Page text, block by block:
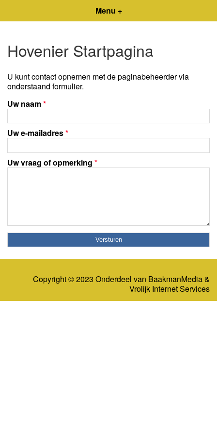
Menu +
Hovenier Startpagina
U kunt contact opnemen met de paginabeheerder via
onderstaand formulier.
Uw naam*
Uw e-mailadres*
Uw vraag of opmerking *
Copyright © 2023 Onderdeel van BaakmanMedia&
Vrolijk Internet Services